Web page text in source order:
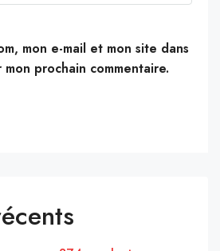
mon e-mail et mon site dans
prochain commentaire.